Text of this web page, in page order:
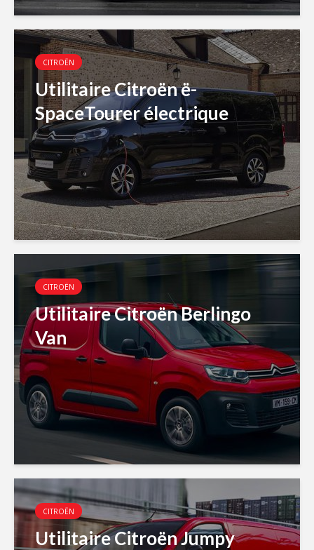
CITROËN
Utilitaire Citroën ë-
SpaceTourer électrique
CITROËN
Utilitaire Citroën Berlingo
Van
CITROËN
Utilitaire Citroën Jumpy